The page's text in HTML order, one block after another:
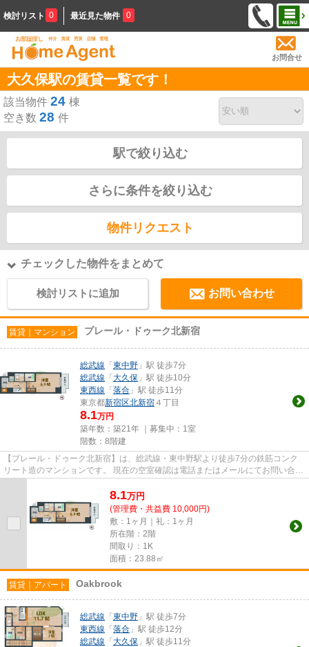
検討リスト 0 最近見た物件 0
お問合せ
大久保駅の賃貸一覧です！
該当物件 24 棟
空き数 28 件
駅で絞り込む
さらに条件を絞り込む
物件リクエスト
チェックした物件をまとめて
検討リストに追加 お問い合わせ
賃貸｜マンション プレール・ドゥーク北新宿
総武線 「 東中野 」駅 徒歩7分
総武線 「 大久保 」駅 徒歩10分
東西線 「 落合 」駅 徒歩11分
東京都新宿区北新宿 ４丁目
8.1万円
築年数：築21年 ｜募集中： 1室
階数：8階建
【プレール・ドゥーク北新宿】は、総武線・東中野駅より徒歩7分の鉄筋コンク
リート造のマンションです。 現在の空室確認は電話またはメールにてお問い合わ
8.1万円
(管理費・共益費 10,000円)
敷：1ヶ月｜礼：1ヶ月
所在階：2階
間取り：1K
面積：23.88㎡
賃貸｜アパート Oakbrook
総武線 「 東中野 」駅 徒歩7分
東西線 「 落合 」駅 徒歩12分
総武線 「 大久保 」駅 徒歩11分